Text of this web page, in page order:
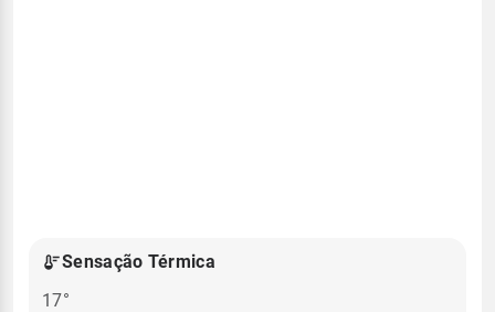
Sensação Térmica
17°